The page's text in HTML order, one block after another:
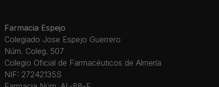
Farmacia Espejo
Colegiado Jose Espejo Guerrero
Núm. Coleg. 507
Colegio Oficial de Farmacéuticos de Almería
NIF: 27242135S